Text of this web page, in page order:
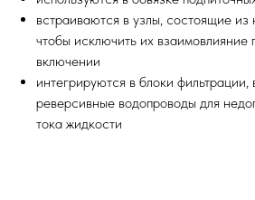
встраиваются в узлы, состоящие из
чтобы исключить их
включении
интегрируются в блоки
реверсивные водопроводы для
тока жидкости